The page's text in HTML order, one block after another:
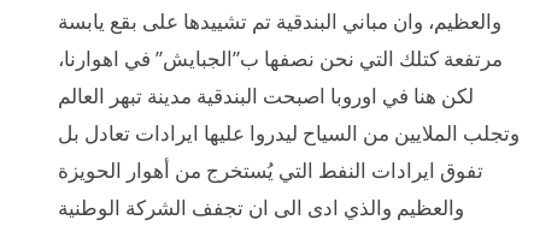
والعظيم، وان مباني البندقية تم تشييدها على بقع يابسة
مرتفعة كتلك التي نحن نصفها ب”الجبايش” في اهوارنا،
لكن هنا في اوروبا اصبحت البندقية مدينة تبهر العالم
وتجلب الملايين من السياح ليدروا عليها ايرادات تعادل بل
تفوق ايرادات النفط التي يُستخرج من أهوار الحويزة
والعظيم والذي ادى الى ان تجفف الشركة الوطنية